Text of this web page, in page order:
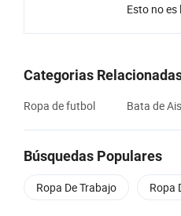
Esto no es
Categorias
Ropa de futbol Bata de
Búsquedas Populares
Ropa De Trabajo Ropa